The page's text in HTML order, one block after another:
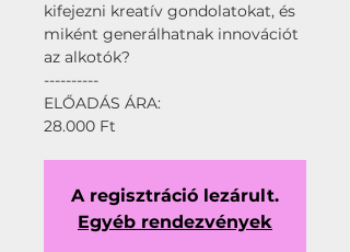
kifejezni kreatív gondolatokat, és
miként generálhatnak innovációt
az alkotók?
----------
ELŐADÁS ÁRA:
28.000 Ft
A regisztráció lezárult.
Egyéb rendezvények